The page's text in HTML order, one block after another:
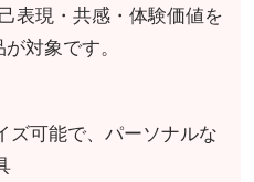
表現・共感・体験価値を
対象です。
ズ可能で、パーソナルな